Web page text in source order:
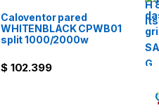
Caloventor pared
WHITENBLACK CPWB01
split 1000/2000w
$102.399